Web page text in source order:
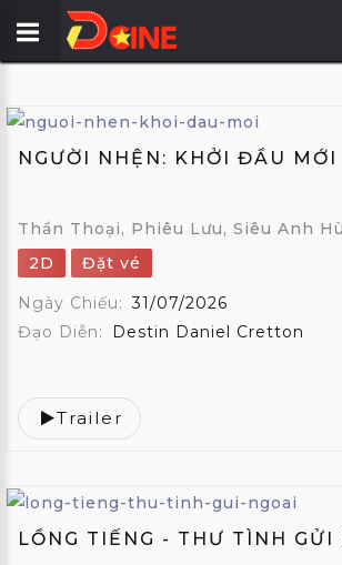
CHỦ
LỊCH
RẠP
ĐÃI
TIN
ẢNH
THÀNH
NGƯỜI NHỆN: KHỞI ĐẦU MỚI
Thần Thoại, Phiêu Lưu, Siêu Anh
2D
Đặt vé
Ngày Chiếu: 31/07/2026
Đạo Diễn:
Destin Daniel Cretton
Trailer
LỒNG TIẾNG - THƯ TÌNH GỬI